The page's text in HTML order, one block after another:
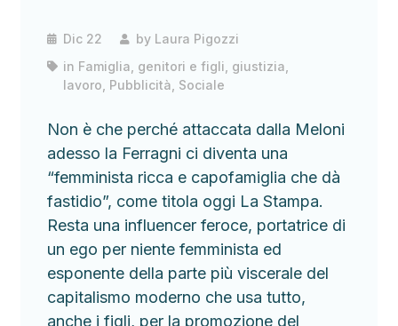
Dic 22 by Laura Pigozzi
in Famiglia, genitori e figli giustizia
lavoro Pubblicità Sociale
Non è che perché attaccata dalla Meloni
adesso la Ferragni ci diventa una
“femminista ricca e capofamiglia che dà
fastidio”, come titola oggi La Stampa.
Resta una influencer feroce, portatrice di
un ego per niente femminista ed
esponente della parte più viscerale del
capitalismo moderno che usa tutto,
anche i figli, per la promozione del